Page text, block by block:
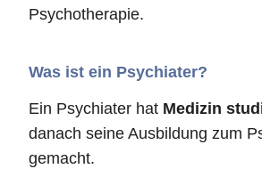
Psychotherapie.
Was ist ein Psychiater?
Ein Psychiater hat Medizin
danach seine Ausbildung zum
gemacht.